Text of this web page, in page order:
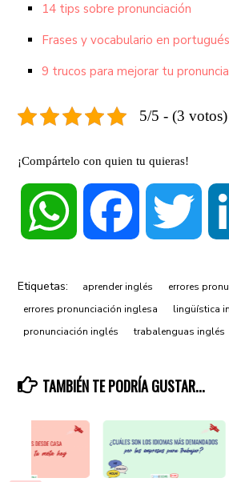
14 tips sobre pronunciación
Frases y vocabulario en
9 trucos para mejorar tu
5/5 - (3 votos)
¡Compártelo con quien tu quieras!
WhatsApp Facebook
Etiquetas: aprender inglés
errores
errores pronunciación inglesa
lingüística
pronunciación inglés
trabalenguas inglés
TAMBIÉN TE PODRÍA GUSTAR...